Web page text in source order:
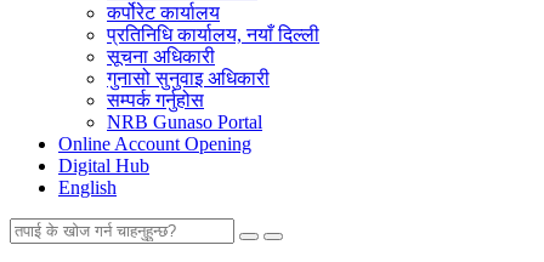
कर्पोरेट कार्यालय
प्रतिनिधि कार्यालय, नयाँ दिल्ली
सूचना अधिकारी
गुनासो सुनुवाइ अधिकारी
सम्पर्क गर्नुहोस
NRB Gunaso Portal
Online Account Opening
Digital Hub
English